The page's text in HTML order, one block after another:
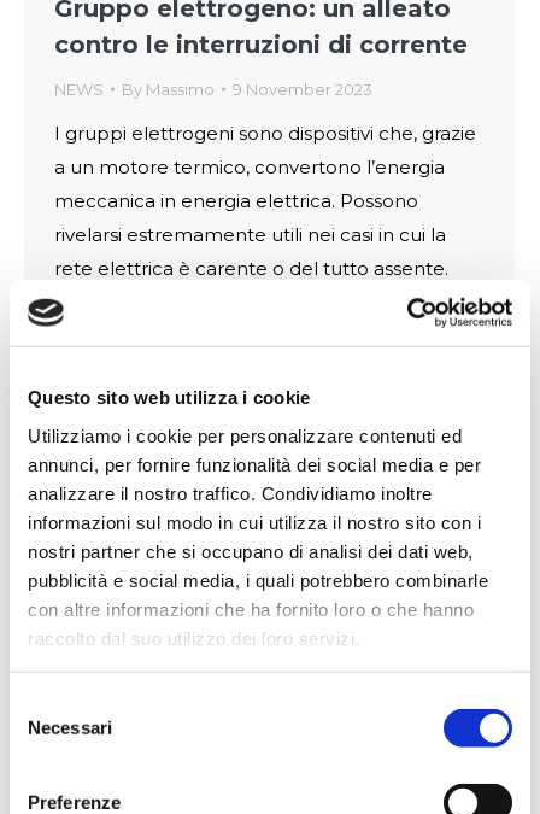
Questo sito web utilizza i cookie
Utilizziamo i cookie per personalizzare contenuti ed
annunci, per fornire funzionalità dei social media e per
analizzare il nostro traffico. Condividiamo inoltre
informazioni sul modo in cui utilizza il nostro sito con i
nostri partner che si occupano di analisi dei dati web,
pubblicità e social media, i quali potrebbero combinarle
con altre informazioni che ha fornito loro o che hanno
raccolto dal suo utilizzo dei loro servizi.
delNecessari
Preferenze
Gruppo elettrogeno: un alleato
contro le interruzioni di corrente
NEWS By Massimo 9 November 2023
I gruppi elettrogeni sono dispositivi che, grazie
a un motore termico, convertono l’energia
meccanica in energia elettrica. Possono
rivelarsi estremamente utili nei casi in cui la
rete elettrica è carente o del tutto assente.
Per questa ragione vengono impiegati in tutti i
settore industriale,…
funzionano e quali sono i